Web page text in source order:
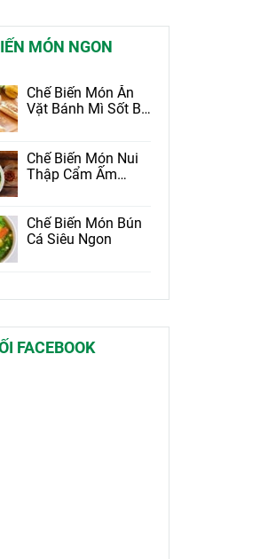
MÓN NGON
Chế Biến Món Ăn
Vặt Bánh Mì Sốt Bơ
Chế Biến Món Nui
Thập Cẩm Ấm
Chế Biến Món Bún
Cá Siêu Ngon
FACEBOOK